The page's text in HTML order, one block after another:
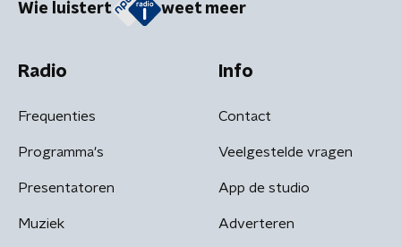
Wie luistert weet meer
Radio
Frequenties
Programma's
Presentatoren
Muziek
Info
Contact
Veelgestelde vragen
App de studio
Adverteren